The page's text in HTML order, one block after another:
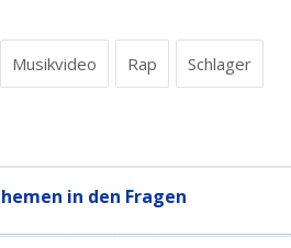
Musikvideo Rap Schlager
in den Fragen